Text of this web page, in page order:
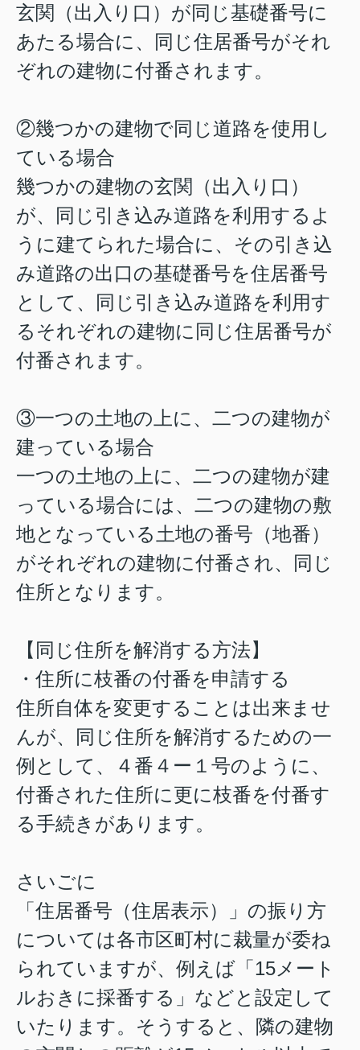
玄関（出入り口）が同じ基礎番号に
あたる場合に、同じ住居番号がそれ
ぞれの建物に付番されます。
②幾つかの建物で同じ道路を使用し
ている場合
幾つかの建物の玄関（出入り口）
が、同じ引き込み道路を利用するよ
うに建てられた場合に、その引き込
み道路の出口の基礎番号を住居番号
として、同じ引き込み道路を利用す
るそれぞれの建物に同じ住居番号が
付番されます。
③一つの土地の上に、二つの建物が
建っている場合
一つの土地の上に、二つの建物が建
っている場合には、二つの建物の敷
地となっている土地の番号（地番）
がそれぞれの建物に付番され、同じ
住所となります。
【同じ住所を解消する方法】
・住所に枝番の付番を申請する
住所自体を変更することは出来ませ
んが、同じ住所を解消するための一
例として、４番４ー１号のように、
付番された住所に更に枝番を付番す
る手続きがあります。
さいごに
「住居番号（住居表示）」の振り方
については各市区町村に裁量が委ね
られていますが、例えば「15メート
ルおきに採番する」などと設定して
いたります。そうすると、隣の建物